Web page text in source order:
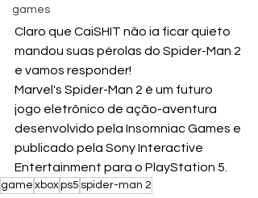
games
Claro que CaiSHIT não ia ficar quieto
mandou suas pérolas do Spider-Man 2
e vamos responder!
Marvel's Spider-Man 2 é um futuro
jogo eletrônico de ação-aventura
desenvolvido pela Insomniac Games e
publicado pela Sony Interactive
Entertainment para o PlayStation 5.
game xboxps5 spider-man 2